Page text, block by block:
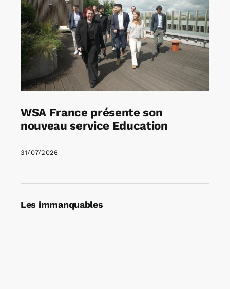
WSA France présente son
nouveau service Education
31/07/2026
Les immanquables